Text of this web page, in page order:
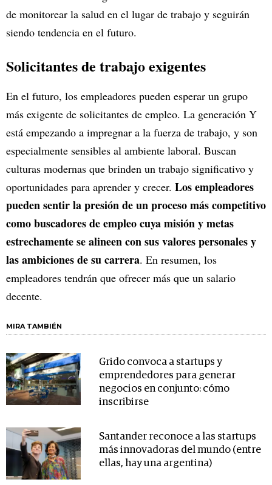
de monitorear la salud en el lugar de trabajo y seguirán
siendo tendencia en el futuro.
Solicitantes de trabajo exigentes
En el futuro, los empleadores pueden esperar un grupo
más exigente de solicitantes de empleo. La generación Y
está empezando a impregnar a la fuerza de trabajo, y son
especialmente sensibles al ambiente laboral. Buscan
culturas modernas que brinden un trabajo significativo y
oportunidades para aprender y crecer. Los empleadores
pueden sentir la presión de un proceso más competitivo
como buscadores de empleo cuya misión y metas
estrechamente se alineen con sus valores personales y
las ambiciones de su carrera. En resumen, los
empleadores tendrán que ofrecer más que un salario
decente.
MIRA TAMBIÉN
Grido convoca a startups y
emprendedores para generar
negocios en conjunto: cómo
inscribirse
Santander reconoce a las startups
más innovadoras del mundo (entre
ellas, hay una argentina)